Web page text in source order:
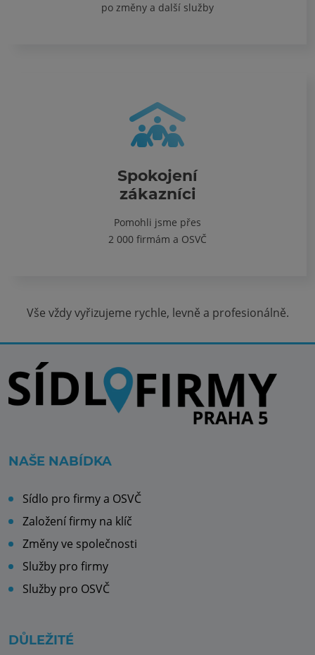
po změny a další služby
Spokojení
zákazníci
Pomohli jsme přes
2 000 firmám a OSVČ
Vše vždy vyřizujeme rychle, levně a profesionálně.
NAŠE NABÍDKA
Sídlo pro firmy a OSVČ
Založení firmy na klíč
Změny ve společnosti
Služby pro firmy
Služby pro OSVČ
DŮLEŽITÉ